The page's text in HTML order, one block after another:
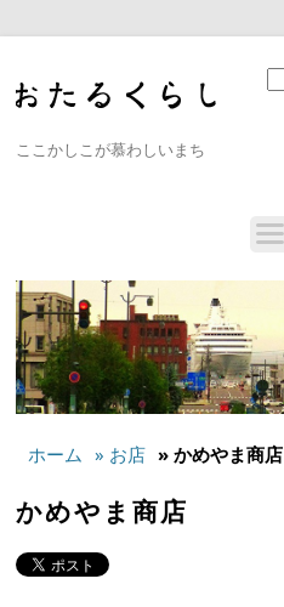
ここかしこが慕わしいまち
ホーム » お店 » かめやま商店
かめやま商店